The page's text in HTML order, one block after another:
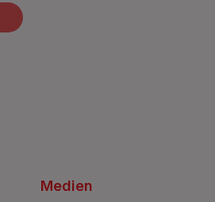
Medien